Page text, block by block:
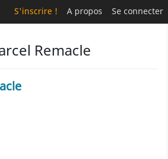
S'inscrire ! A propos Se connecter
Remacle